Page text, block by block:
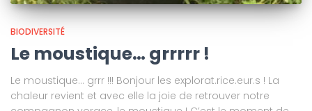
BIODIVERSITÉ
Le moustique… grrrrr !
Le moustique… grrr !!! Bonjour les explorat.rice.eur.s ! La
chaleur revient et avec elle la joie de retrouver notre